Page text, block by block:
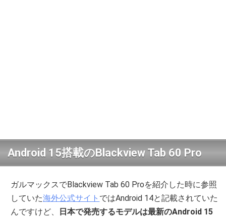
Android 15搭載のBlackview Tab 60 Pro
ガルマックスでBlackview Tab 60 Proを紹介した時に参照
していた海外公式サイト ではAndroid 14と記載されていた
んですけど、
日本で発売するモデルは最新のAndroid 15